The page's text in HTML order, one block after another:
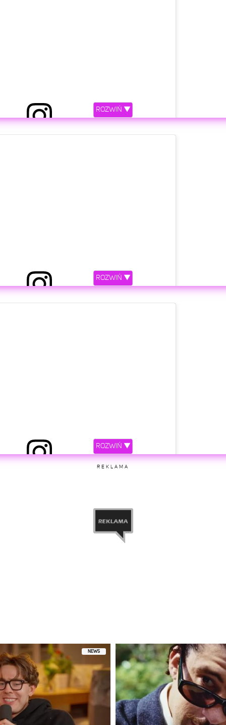
przez AlkoMaster (@alkomastertv)
przez AlkoMaster (@alkomastertv)
ROZWIŃ ▼
przez AlkoMaster (@alkomastertv)
ROZWIŃ ▼
ROZWIŃ ▼
REKLAMA
NEWS